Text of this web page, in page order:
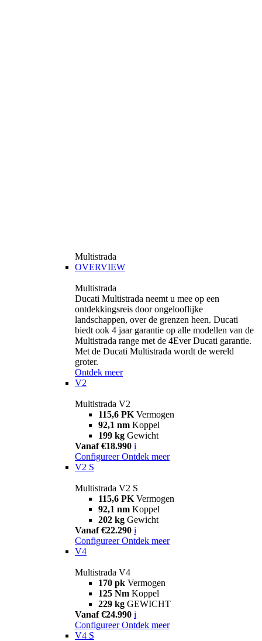
Multistrada
OVERVIEW
Multistrada
Ducati Multistrada neemt u mee op een
ontdekkingsreis door ongelooflijke
landschappen, over de grenzen heen. Ducati
biedt ook 4 jaar garantie op alle modellen van de
Multistrada range met de 4Ever Ducati garantie.
Met de Ducati Multistrada wordt de wereld
groter.
Ontdek meer
V2
Multistrada V2
115,6 PK Vermogen
92,1 nm Koppel
199 kg Gewicht
Vanaf €18.990 i
Configureer Ontdek meer
V2 S
Multistrada V2 S
115,6 PK Vermogen
92,1 nm Koppel
202 kg Gewicht
Vanaf €22.290 i
Configureer Ontdek meer
V4
Multistrada V4
170 pk Vermogen
125 Nm Koppel
229 kg GEWICHT
Vanaf €24.990 i
Configureer Ontdek meer
V4 S